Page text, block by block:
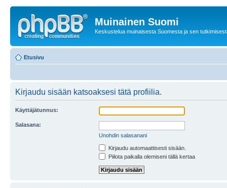
Muinainen Suomi
Keskustelua muinaisesta Suomesta ja sen
Etusivu
Kirjaudu sisään katsoaksesi tätä profiilia.
Käyttäjätunnus:
Salasana:
Unohdin salasanani
Kirjaudu automaattisesti sisään.
Piilota paikalla olemiseni tällä kertaa